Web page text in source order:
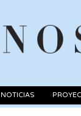
NOTICIAS